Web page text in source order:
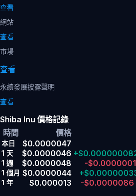
查看
網站
查看
市場
查看
永續發展披露聲明
查看
Shiba Inu 價格記錄
時間
價格
本日 $0.0000047
1 天 $0.0000046
1 週 $0.0000048 -
1 個月 $0.0000044
1 年 $0.000013 -$0.0000086